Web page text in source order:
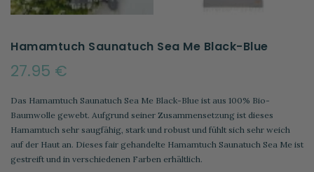
Hamamtuch Saunatuch Sea Me Black-Blue
27.95 €
Das Hamamtuch Saunatuch Sea Me Black-Blue ist aus 100% Bio-
Baumwolle gewebt. Aufgrund seiner Zusammensetzung ist dieses
Hamamtuch sehr saugfähig, stark und robust und fühlt sich sehr weich
auf der Haut an. Dieses fair gehandelte Hamamtuch Saunatuch Sea Me ist
gestreift und in verschiedenen Farben erhältlich.